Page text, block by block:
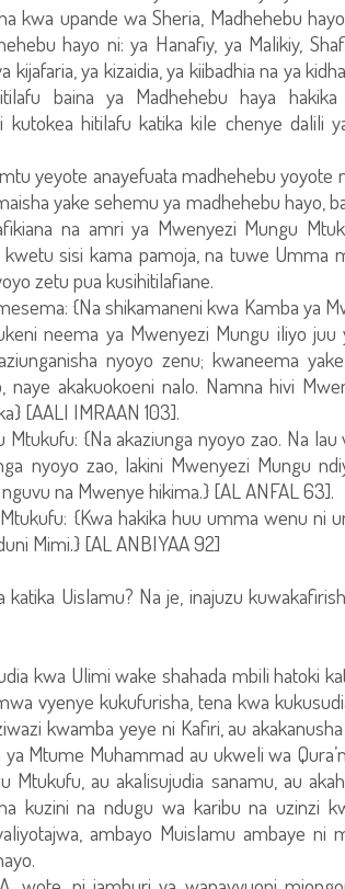
kwa upande wa Sheria, Madhehebu
hayo ni: ya Hanafiy, ya Malikiy,
ya kizaidia, ya kiibadhia na ya
baina ya Madhehebu haya
kutokea hitilafu katika kile chenye dalili
yeyote anayefuata madhehebu
yake sehemu ya madhehebu hayo,
na amri ya Mwenyezi Mungu
sisi kama pamoja, na tuwe Umma
zetu pua kusihitilafiane.
{Na shikamaneni kwa Kamba ya
neema ya Mwenyezi Mungu iliyo
nyoyo zenu; kwaneema
akakuokoeni nalo. Namna hivi
[AALI IMRAAN 103].
Mtukufu: {Na akaziunga nyoyo zao. Na
nyoyo zao, lakini Mwenyezi Mungu
na Mwenye hikima.} [AL ANFAL 63].
{Kwa hakika huu umma wenu ni
Mimi.} [AL ANBIYAA 92]
katika Uislamu? Na je, inajuzu
kwa Ulimi wake shahada mbili hatoki
vyenye kukufurisha, tena kwa
kwamba yeye ni Kafiri, au
Mtume Muhammad au ukweli wa
Mtukufu, au akalisujudia sanamu, au
kuzini na ndugu wa karibu na uzinzi
ambayo Muislamu ambaye ni